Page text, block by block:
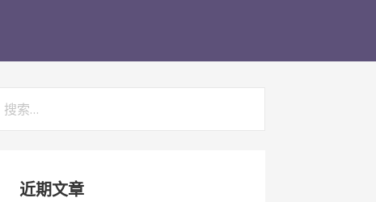
索：
近期文章